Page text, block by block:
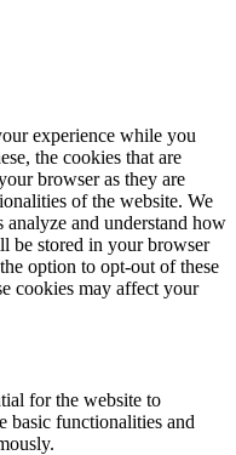
experience while you
the cookies that are
browser as they are
of the website. We
analyze and understand how
be stored in your browser
option to opt-out of these
cookies may affect your
for the website to
basic functionalities and